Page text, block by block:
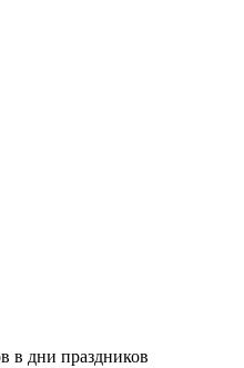
в дни праздников